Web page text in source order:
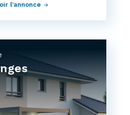
l'annonce